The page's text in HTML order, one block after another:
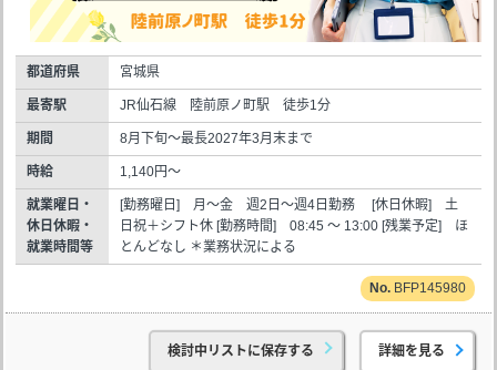
都道府県 宮城県
最寄駅 JR仙石線 陸前原ノ町駅 徒歩1分
期間 8月下旬～最長2027年3月末まで
時給 1,140円～
就業曜日・
休日休暇・
就業時間等
[勤務曜日] 月～金 週2日～週4日勤務 [休日休暇] 土
日祝＋シフト休 [勤務時間] 08:45 ～ 13:00 [残業予定] ほ
とんどなし ＊業務状況による
BFP145980
検討中リストに保存する 詳細を見る